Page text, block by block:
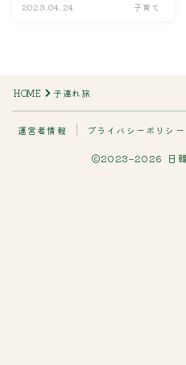
検索
カテゴリー
2023.04.24 子育て
HOME 子連れ旅
運営者情報 プライバシーポリシー
2023–2026 日韓